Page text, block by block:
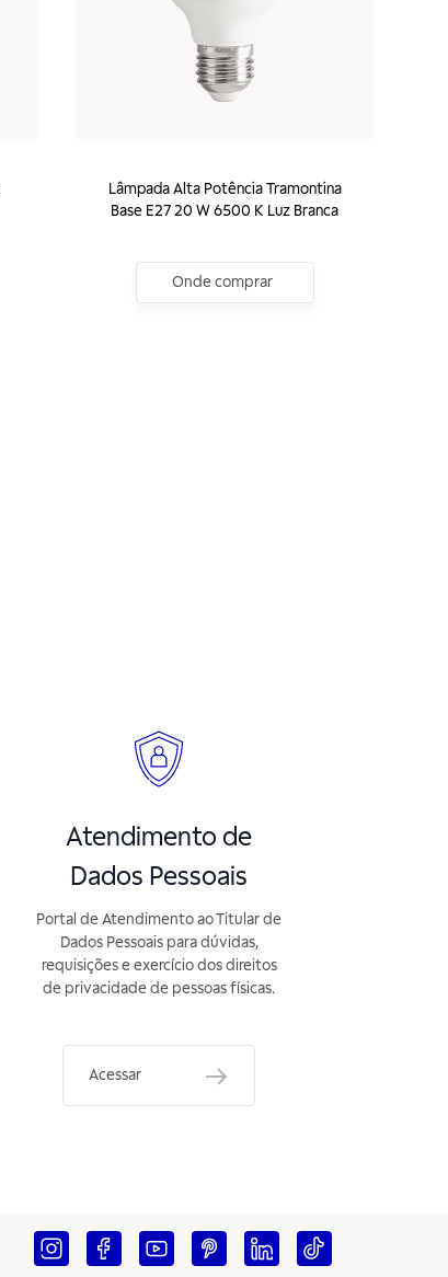
Lâmpada Alta Potência Tramontina
Base E27 20 W 6500 K Luz Branca
Onde comprar
Atendimento de
Dados Pessoais
Portal de Atendimento ao Titular de
Dados Pessoais para dúvidas,
requisições e exercício dos direitos
de privacidade de pessoas físicas.
Acessar